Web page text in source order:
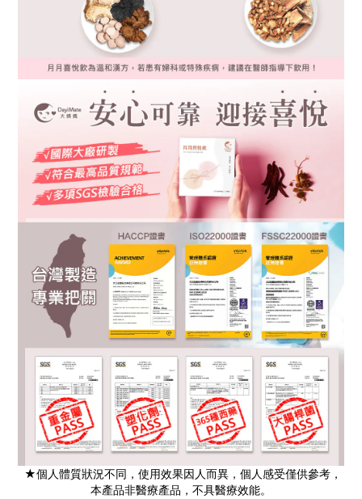
★個人體質狀況不同，使用效果因人而異，個人感受僅供參考，
本產品非醫療產品，不具醫療效能。